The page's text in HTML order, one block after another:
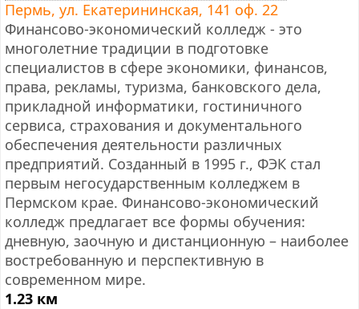
Пермь, ул. Екатерининская, 141 оф. 22
Финансово-экономический колледж - это
многолетние традиции в подготовке
специалистов в сфере экономики, финансов,
права, рекламы, туризма, банковского дела,
прикладной информатики, гостиничного
сервиса, страхования и документального
обеспечения деятельности различных
предприятий. Созданный в 1995 г., ФЭК стал
первым негосударственным колледжем в
Пермском крае. Финансово-экономический
колледж предлагает все формы обучения:
дневную, заочную и дистанционную – наиболее
востребованную и перспективную в
современном мире.
1.23 км